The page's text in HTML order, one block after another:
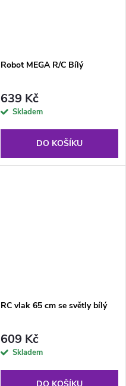
Robot MEGA R/C Bílý
639 Kč
Skladem
DO KOŠÍKU
RC vlak 65 cm se světly bílý
609 Kč
Skladem